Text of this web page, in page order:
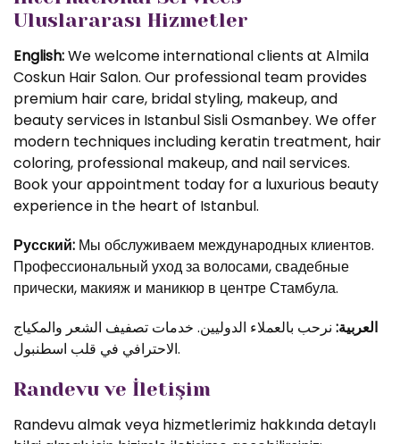
Uluslararası Hizmetler
English:We welcome international clients at Almila
Coskun Hair Salon. Our professional team provides
premium hair care, bridal styling, makeup, and
beauty services in Istanbul Sisli Osmanbey. We offer
modern techniques including keratin treatment, hair
coloring, professional makeup, and nail services.
Book your appointment today for a luxurious beauty
experience in the heart of Istanbul.
Русский: Мы обслуживаем международных клиентов.
Профессиональный уход за волосами, свадебные
прически, макияж и маникюр в центре Стамбула.
العربية: نرحب بالعملاء الدوليين. خدمات تصفيف الشعر والمكياج
الاحترافي في قلب اسطنبول.
Randevu ve İletişim
Randevu almak veya hizmetlerimiz hakkında detaylı